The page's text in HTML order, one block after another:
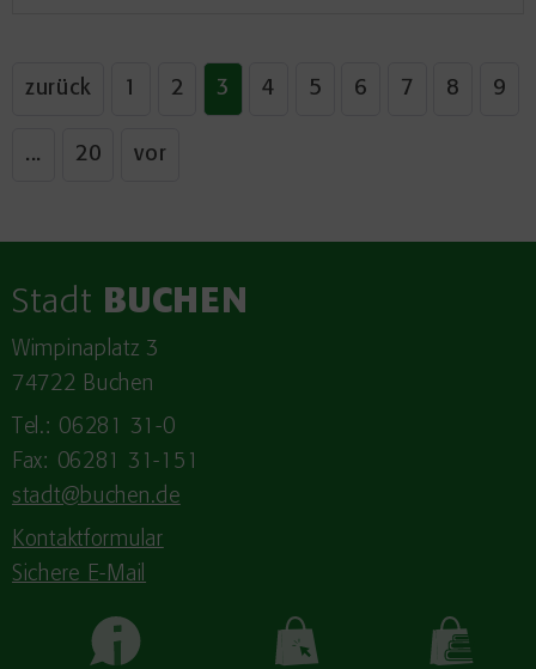
zurück 1 2 3 4 5 6 7 8 9
... 20 vor
Stadt BUCHEN
Wimpinaplatz 3
74722 Buchen
Tel.: 06281 31-0
Fax: 06281 31-151
stadt@buchen.de
Kontaktformular
Sichere E-Mail